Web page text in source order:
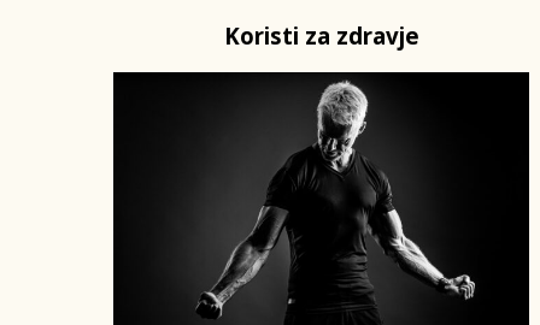
Koristi za zdravje